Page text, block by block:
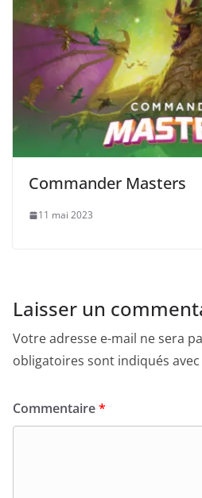
Commander Masters
11 mai 2023
Laisser un
Votre adresse e-mail ne sera
obligatoires sont indiqués avec
Commentaire*